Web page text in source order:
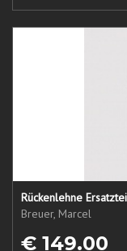
Rückenlehne
Breuer, Marcel
€ 149.00